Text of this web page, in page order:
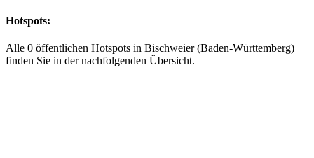
Hotspots:
Alle 0 öffentlichen Hotspots in Bischweier (Baden-Württemberg)
finden Sie in der nachfolgenden Übersicht.